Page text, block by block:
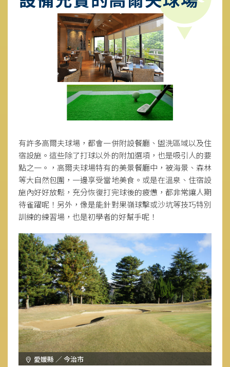
有許多高爾夫球場，都會一併附設餐廳、盥洗區域以及住
宿設施。這些除了打球以外的附加選項，也是吸引人的要
點之一。，高爾夫球場特有的美景餐廳中，被海景、森林
等大自然包圍，一邊享受當地美食。或是在溫泉、住宿設
施內好好放鬆，充分恢復打完球後的疲憊，都非常讓人期
待雀躍呢！另外，像是能針對果嶺球擊或沙坑等技巧特別
訓練的練習場，也是初學者的好幫手呢！
愛媛縣 ／ 今治市